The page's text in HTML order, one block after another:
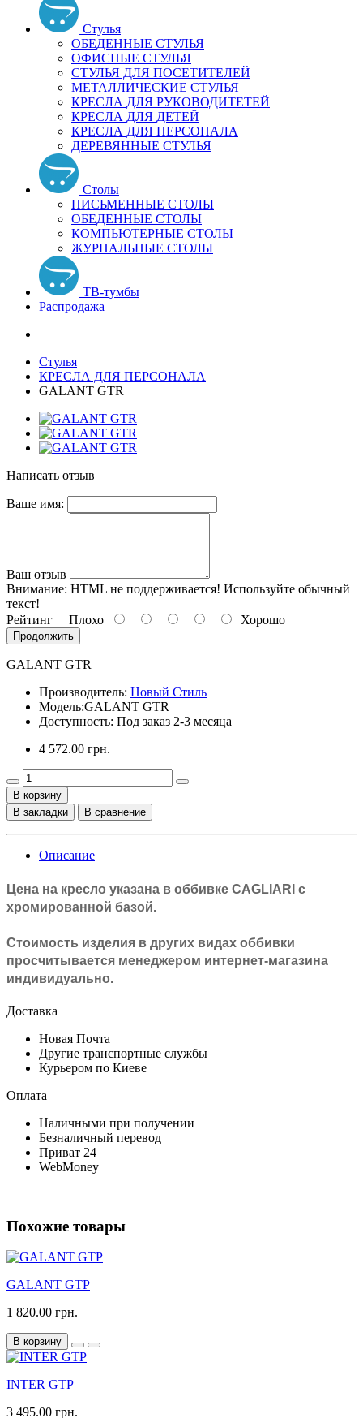
Стулья
ОБЕДЕННЫЕ СТУЛЬЯ
ОФИСНЫЕ СТУЛЬЯ
СТУЛЬЯ ДЛЯ ПОСЕТИТЕЛЕЙ
МЕТАЛЛИЧЕСКИЕ СТУЛЬЯ
КРЕСЛА ДЛЯ РУКОВОДИТЕТЕЙ
КРЕСЛА ДЛЯ ДЕТЕЙ
КРЕСЛА ДЛЯ ПЕРСОНАЛА
ДЕРЕВЯННЫЕ СТУЛЬЯ
Столы
ПИСЬМЕННЫЕ СТОЛЫ
ОБЕДЕННЫЕ СТОЛЫ
КОМПЬЮТЕРНЫЕ СТОЛЫ
ЖУРНАЛЬНЫЕ СТОЛЫ
ТВ-тумбы
Распродажа
Стулья
КРЕСЛА ДЛЯ ПЕРСОНАЛА
GALANT GTR
Написать отзыв
Ваше имя:
Ваш отзыв
Внимание: HTML не поддерживается! Используйте обычный
текст!
Рейтинг Плохо Хорошо
Продолжить
GALANT GTR
Производитель: Новый Стиль
Модель:GALANT GTR
Доступность: Под заказ 2-3 месяца
4 572.00 грн.
В корзину
В закладки
В сравнение
Описание
Цена на кресло указана в оббивке CAGLIARI с
хромированной базой.
Стоимость изделия в других видах оббивки
просчитывается менеджером интернет-магазина
индивидуально.
Доставка
Новая Почта
Другие транспортные службы
Курьером по Киеве
Оплата
Наличными при получении
Безналичный перевод
Приват 24
WebMoney
Похожие товары
GALANT GTP
1 820.00 грн.
В корзину
INTER GTP
3 495.00 грн.